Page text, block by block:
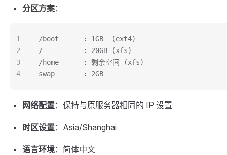
分区方案：
/boot      : 1GB  (ext4)
/          : 20GB (xfs)
/home      : 剩余空间 (xfs)
swap       : 2GB
1
2
3
4
网络配置：保持与原服务器相同的 IP 设置
时区设置：Asia/Shanghai
语言环境：简体中文